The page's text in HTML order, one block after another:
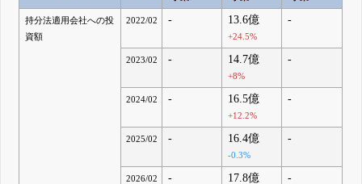
持分法適用会社への投
資額
2022/02 - 13.6億
+24.5%
-
2023/02 - 14.7億
+8%
-
2024/02 - 16.5億
+12.2%
-
2025/02 - 16.4億
-0.3%
-
2026/02 - 17.8億 -